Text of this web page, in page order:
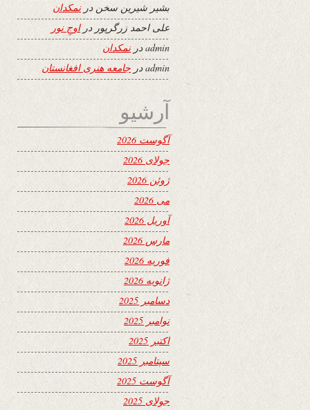
بشیر شیرین سخن درنمکدان
علی احمد زرگرپور دراوجِ نور
adminدرنمکدان
admin در جامعه هنری افغانستان
آرشیو
آگوست 2026
جولای 2026
ژوئن 2026
می 2026
آوریل 2026
مارس 2026
فوریه 2026
ژانویه 2026
دسامبر 2025
نوامبر 2025
اکتبر 2025
سپتامبر 2025
آگوست 2025
جولای 2025